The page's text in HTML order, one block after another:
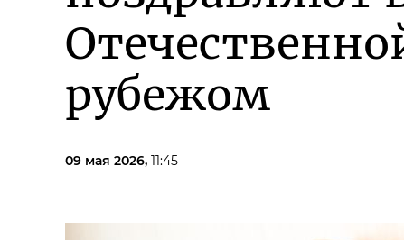
рубежом
09 мая 2026, 11:45